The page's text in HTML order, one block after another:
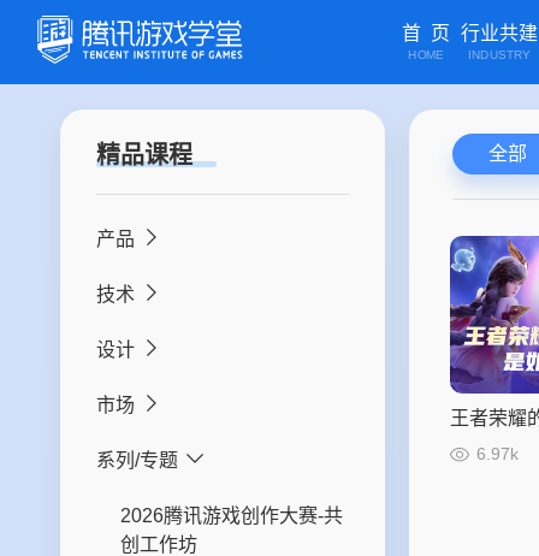
首 页
HOME
行业共建
INDUSTRY
精品课程
产品
游戏策划
游戏研究与应用
游戏运营
研发项目管理
音频策划
技术
游戏客户端开发
后台开发
客户端开发
UI开发
设计
游戏美术2D设计
游戏美术3D设计
游戏美术3D动画特效设计
市场
市场研究
市场营销
系列/专题
2026腾讯游戏创作大赛-共
创工作坊
全部
王者荣耀
制作出的
6.97k